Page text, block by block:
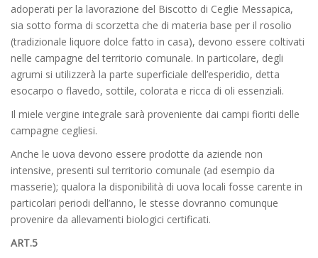
adoperati per la lavorazione del Biscotto di Ceglie Messapica,
sia sotto forma di scorzetta che di materia base per il rosolio
(tradizionale liquore dolce fatto in casa), devono essere coltivati
nelle campagne del territorio comunale. In particolare, degli
agrumi si utilizzerà la parte superficiale dell’esperidio, detta
esocarpo o flavedo, sottile, colorata e ricca di oli essenziali.
Il miele vergine integrale sarà proveniente dai campi fioriti delle
campagne cegliesi.
Anche le uova devono essere prodotte da aziende non
intensive, presenti sul territorio comunale (ad esempio da
masserie); qualora la disponibilità di uova locali fosse carente in
particolari periodi dell’anno, le stesse dovranno comunque
provenire da allevamenti biologici certificati.
ART.5